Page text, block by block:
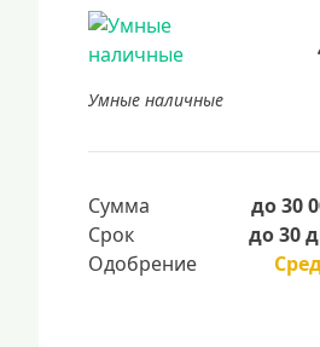
Умные наличные
Сумма
до 30
Срок
до 30
Одобрение